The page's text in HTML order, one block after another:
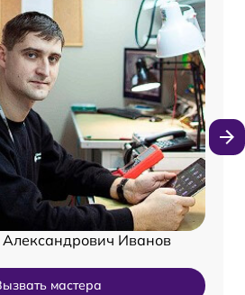
Александрович Иванов
мастера